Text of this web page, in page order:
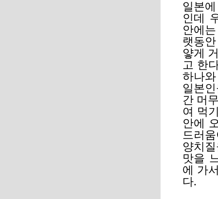
일본
인데
안에
랫동
얗게
고 한
하나
일본
간 머
여 먹
안에
드러
양치
맛을
에 가
다.